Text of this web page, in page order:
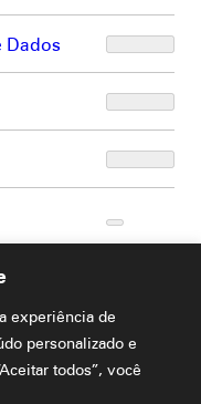
experiência de
personalizado e
todos”, você
Dados